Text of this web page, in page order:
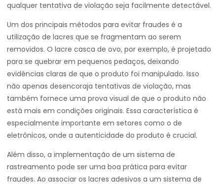
qualquer tentativa de violação seja facilmente detectável.
Um dos principais métodos para evitar fraudes é a
utilização de lacres que se fragmentam ao serem
removidos. O lacre casca de ovo, por exemplo, é projetado
para se quebrar em pequenos pedaços, deixando
evidências claras de que o produto foi manipulado. Isso
não apenas desencoraja tentativas de violação, mas
também fornece uma prova visual de que o produto não
está mais em condições originais. Essa característica é
especialmente importante em setores como o de
eletrônicos, onde a autenticidade do produto é crucial.
Além disso, a implementação de um sistema de
rastreamento pode ser uma boa prática para evitar
fraudes. Ao associar os lacres adesivos a um sistema de